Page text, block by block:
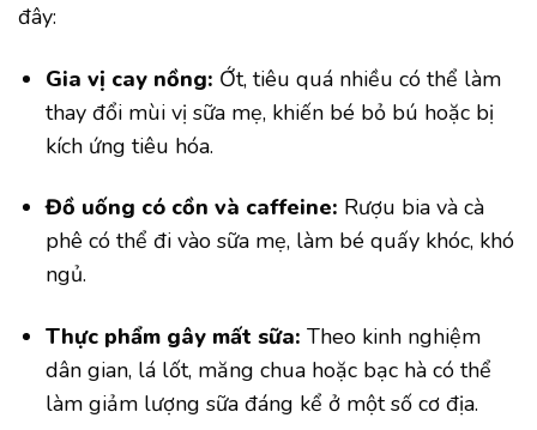
đây:
Gia vị cay nồng: Ớt, tiêu quá nhiều có thể làm
thay đổi mùi vị sữa mẹ, khiến bé bỏ bú hoặc bị
kích ứng tiêu hóa.
Đồ uống có cồn và caffeine: Rượu bia và cà
phê có thể đi vào sữa mẹ, làm bé quấy khóc, khó
ngủ.
Thực phẩm gây mất sữa: Theo kinh nghiệm
dân gian, lá lốt, măng chua hoặc bạc hà có thể
làm giảm lượng sữa đáng kể ở một số cơ địa.